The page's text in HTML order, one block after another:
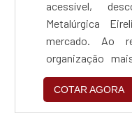
acessível,
Metalúrgica
mercado. Ao
organização
cliente contará
suporte de
COTAR AGORA